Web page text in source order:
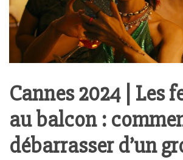
Cannes 2024 | Les
au balcon :
débarrasser d’un